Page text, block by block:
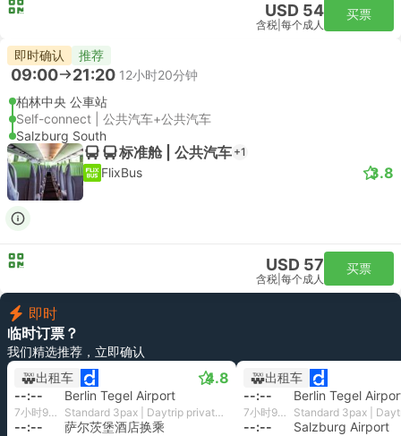
USD 54
含税 每个成人
买票
即时确认 推荐
09:00 21:20 12小时20分钟
柏林中央 公車站
Self-connect | 公共汽车+公共汽车
Salzburg South
标准舱 | 公共汽车 +1
FlixBus 3.8
USD 57
含税 每个成人
买票
即时
临时订票？
我们精选推荐，立即确认
出租车
4.8
--:-- Berlin Tegel Airport
7小时9分钟 Standard 3pax | Daytrip private transfer with English speaking driver
--:-- 萨尔茨堡酒店换乘
出租车
--:--
Berlin Tegel
7小时9分钟
--:-- Salzburg Airport